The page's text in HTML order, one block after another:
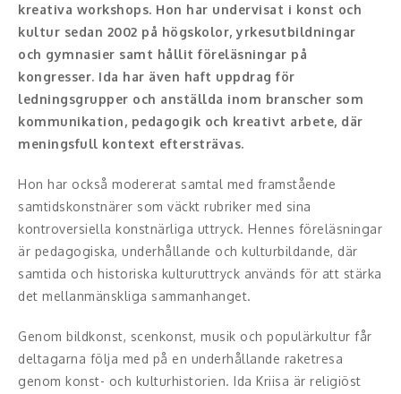
Radio och TV-profiler
Underhållning och event
Event
Humoristiska föredrag
Ljus och belysning
Konst
Middagsunderhållning
Musiker
Something a Little Different
kreativa workshops. Hon har undervisat i konst och
kultur sedan 2002 på högskolor, yrkesutbildningar
och gymnasier samt hållit föreläsningar på
kongresser. Ida har även haft uppdrag för
ledningsgrupper och anställda inom branscher som
kommunikation, pedagogik och kreativt arbete, där
meningsfull kontext eftersträvas.
Hon har också modererat samtal med framstående
samtidskonstnärer som väckt rubriker med sina
kontroversiella konstnärliga uttryck. Hennes föreläsningar
är pedagogiska, underhållande och kulturbildande, där
samtida och historiska kulturuttryck används för att stärka
det mellanmänskliga sammanhanget.
Genom bildkonst, scenkonst, musik och populärkultur får
deltagarna följa med på en underhållande raketresa
genom konst- och kulturhistorien. Ida Kriisa är religiöst